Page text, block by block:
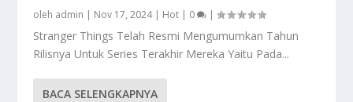
oleh admin | Nov 17, 2024| Hot | 0 |
Stranger Things Telah Resmi Mengumumkan Tahun
Rilisnya Untuk Series Terakhir Mereka Yaitu Pada...
BACA SELENGKAPNYA